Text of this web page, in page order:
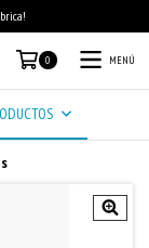
0 MENÚ